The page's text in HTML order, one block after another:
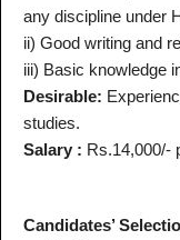
any discipline under
ii) Good writing and
iii) Basic knowledge
Desirable:
studies.
Salary : Rs.14,000/-
Candidates’